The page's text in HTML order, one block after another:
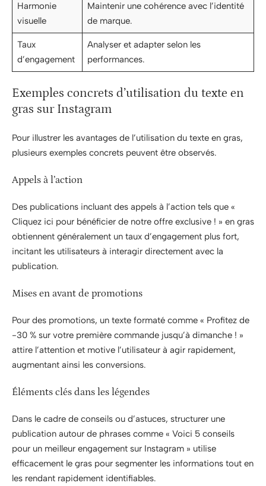
Harmonie
visuelle
Maintenir une cohérence avec l’identité
de marque.
Taux
d’engagement
Analyser et adapter selon les
performances.
Exemples concrets d’utilisation du texte en
gras sur Instagram
Pour illustrer les avantages de l’utilisation du texte en gras,
plusieurs exemples concrets peuvent être observés.
Appels à l’action
Des publications incluant des appels à l’action tels que «
Cliquez ici pour bénéficier de notre offre exclusive ! » en gras
obtiennent généralement un taux d’engagement plus fort,
incitant les utilisateurs à interagir directement avec la
publication.
Mises en avant de promotions
Pour des promotions, un texte formaté comme « Profitez de
-30 % sur votre première commande jusqu’à dimanche ! »
attire l’attention et motive l’utilisateur à agir rapidement,
augmentant ainsi les conversions.
Éléments clés dans les légendes
Dans le cadre de conseils ou d’astuces, structurer une
publication autour de phrases comme « Voici 5 conseils
pour un meilleur engagement sur Instagram » utilise
efficacement le gras pour segmenter les informations tout en
les rendant rapidement identifiables.